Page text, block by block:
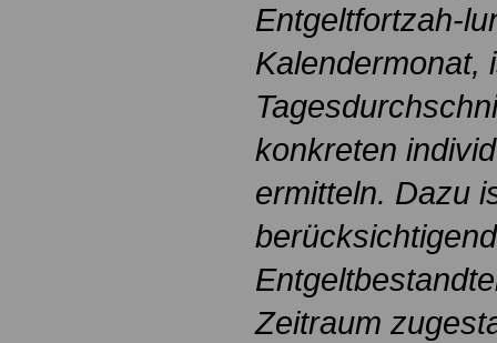
Entgeltfortzah-
Kalendermonat,
konkreten
ermitteln. Dazu
Zeitraum